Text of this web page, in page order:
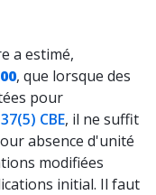
a estimé,
, que lorsque des
pour
CBE, il ne suffit
absence d'unité
modifiées
initial. Il faut